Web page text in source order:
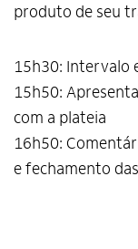
produto de seu
15h30: Intervalo
15h50:
com a plateia
16h50:
e fechamento